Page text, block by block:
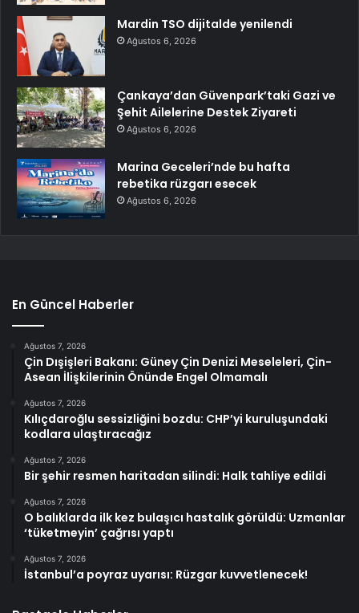
Mardin TSO dijitalde yenilendi
Ağustos 6, 2026
Çankaya’dan Güvenpark’taki Gazi ve
Şehit Ailelerine Destek Ziyareti
Ağustos 6, 2026
Marina Geceleri’nde bu hafta
rebetika rüzgarı esecek
Ağustos 6, 2026
En Güncel Haberler
Ağustos 7, 2026
Çin Dışişleri Bakanı: Güney Çin Denizi Meseleleri, Çin-
Asean İlişkilerinin Önünde Engel Olmamalı
Ağustos 7, 2026
Kılıçdaroğlu sessizliğini bozdu: CHP’yi kuruluşundaki
kodlara ulaştıracağız
Ağustos 7, 2026
Bir şehir resmen haritadan silindi: Halk tahliye edildi
Ağustos 7, 2026
O balıklarda ilk kez bulaşıcı hastalık görüldü: Uzmanlar
‘tüketmeyin’ çağrısı yaptı
Ağustos 7, 2026
İstanbul’a poyraz uyarısı: Rüzgar kuvvetlenecek!